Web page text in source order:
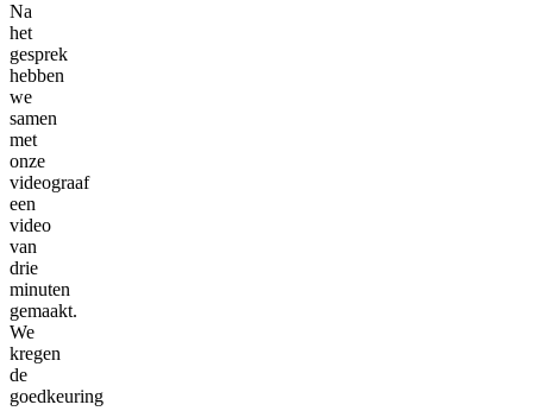
Na
het
gesprek
hebben
we
samen
met
onze
videograaf
een
video
van
drie
minuten
gemaakt.
We
kregen
de
goedkeuring